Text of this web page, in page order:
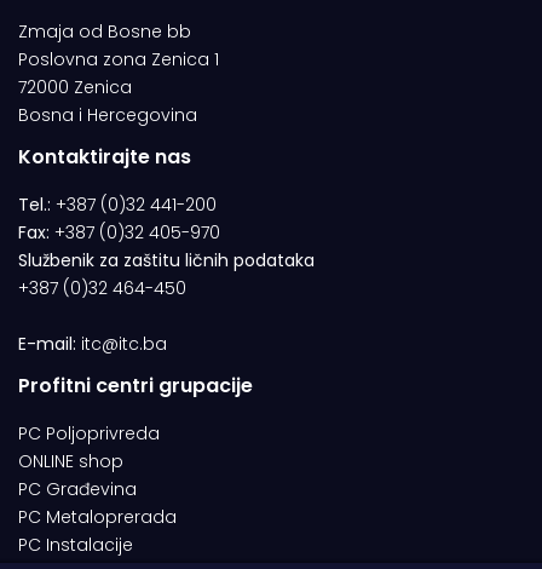
Zmaja od Bosne bb
Poslovna zona Zenica 1
72000 Zenica
Bosna i Hercegovina
Kontaktirajte nas
Tel.: +387 (0)32 441-200
Fax: +387 (0)32 405-970
Službenik za zaštitu ličnih podataka
+387 (0)32 464-450
E-mail: itc@itc.ba
Profitni centri grupacije
PC Poljoprivreda
ONLINE shop
PC Građevina
PC Metaloprerada
PC Instalacije